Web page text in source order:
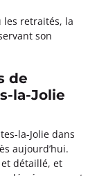
les retraités, la
son
de
la-Jolie
la-Jolie dans
aujourd’hui.
détaillé, et